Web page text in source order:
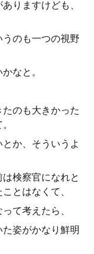
りますけども、
のも一つの視野
なと。
のも大きかった
か、そういうよ
検察官になれと
とはなくて、
て考えたら、
姿がかなり鮮明